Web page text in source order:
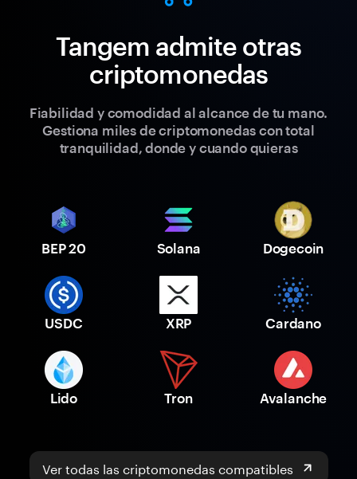
Tangem admite otras
criptomonedas
Fiabilidad y comodidad al alcance de tu mano.
Gestiona miles de criptomonedas con total
tranquilidad, donde y cuando quieras
BEP 20 Solana Dogecoin
USDC XRP Cardano
Lido Tron Avalanche
Ver todas las criptomonedas compatibles